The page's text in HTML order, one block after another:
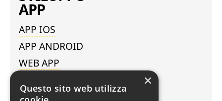
APP
APP IOS
APP ANDROID
WEB APP
×
Questo sito web utilizza